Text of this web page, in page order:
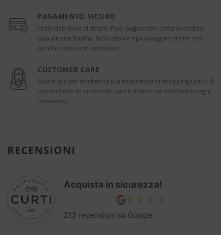
PAGAMENTO SICURO
I tuoi dati sono al sicuro. Puoi pagare con carta di credito
oppure con PayPal. Se lo desideri puoi pagare anche con
bonifico bancario anticipato.
CUSTOMER CARE
Siamo qui per rendere la tua esperienza di shopping unica. Il
nostro team di customer care è pronto ad assisterti in ogni
momento.
RECENSIONI
Acquista in sicurezza!
213 recensioni su Google